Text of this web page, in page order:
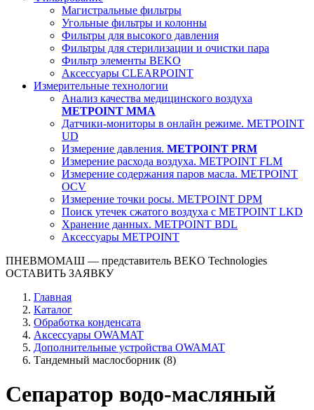
Магистральные фильтры
Угольные фильтры и колонны
Фильтры для высокого давления
Фильтры для стерилизации и очистки пара
Фильтр элементы BEKO
Аксессуары CLEARPOINT
Измерительные технологии
Анализ качества медицинского воздуха
METPOINT MMA
Датчики-мониторы в онлайн режиме. METPOINT
UD
Измерение давления. METPOINT PRM
Измерение расхода воздуха. METPOINT FLM
Измерение содержания паров масла. METPOINT
OCV
Измерение точки росы. METPOINT DPM
Поиск утечек сжатого воздуха с METPOINT LKD
Хранение данных. METPOINT BDL
Аксессуары METPOINT
ПНЕВМОМАШ — представитель BEKO Technologies
ОСТАВИТЬ ЗАЯВКУ
Главная
Каталог
Обработка конденсата
Аксессуары OWAMAT
Дополнительные устройства OWAMAT
Тандемный маслосборник (8)
Сепаратор водо-масляный